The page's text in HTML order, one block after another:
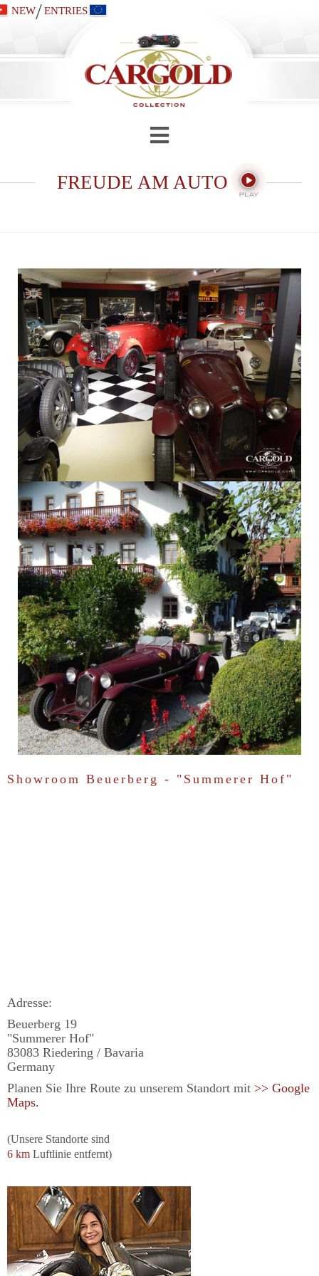
NEW/ ENTRIES
FREUDE AM AUTO
Showroom Beuerberg - "Summerer Hof"
Adresse:
Beuerberg 19
"Summerer Hof"
83083 Riedering / Bavaria
Germany
Planen Sie Ihre Route zu unserem Standort mit >> Google
Maps.
(Unsere Standorte sind
6 km Luftlinie entfernt)